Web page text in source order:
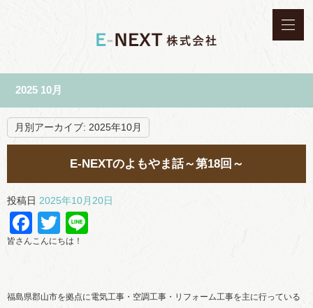
2025 10月
月別アーカイブ: 2025年10月
E-NEXTのよもやま話～第18回～
投稿日 2025年10月20日
Facebook
Twitter
皆さんこんにちは！
福島県郡山市を拠点に電気工事・空調工事・リフォーム工事を主に行っている